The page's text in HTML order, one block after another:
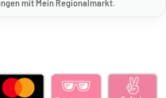
mit Mein Regionalmarkt.